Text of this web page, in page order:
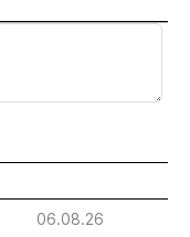
06.08.26